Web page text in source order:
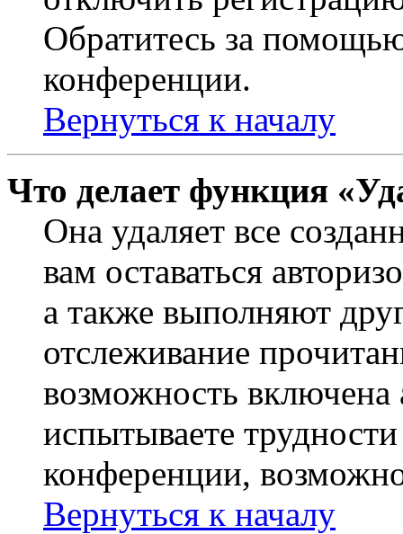
Обратитесь за
конференции.
Вернуться к началу
Что делает функция
Она удаляет все
вам оставаться
а также выполняют
отслеживание
возможность
испытываете
конференции,
Вернуться к началу